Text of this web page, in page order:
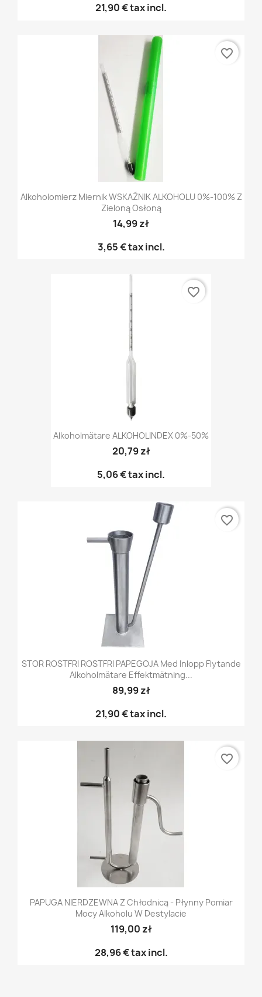
21,90 €tax incl.
Alkoholomierz Miernik WSKAŹNIK ALKOHOLU 0%-100% Z
Zieloną Osłoną
14,99 zł
3,65 €tax incl.
favorite_border
Alkoholmätare ALKOHOLINDEX 0%-50%
20,79 zł
5,06 €tax incl.
favorite_border
STOR ROSTFRI ROSTFRI PAPEGOJA Med Inlopp Flytande
Alkoholmätare Effektmätning...
89,99 zł
21,90 €tax incl.
favorite_border
PAPUGA NIERDZEWNA Z Chłodnicą - Płynny Pomiar
Mocy Alkoholu W Destylacie
119,00 zł
28,96 €tax incl.
favorite_border